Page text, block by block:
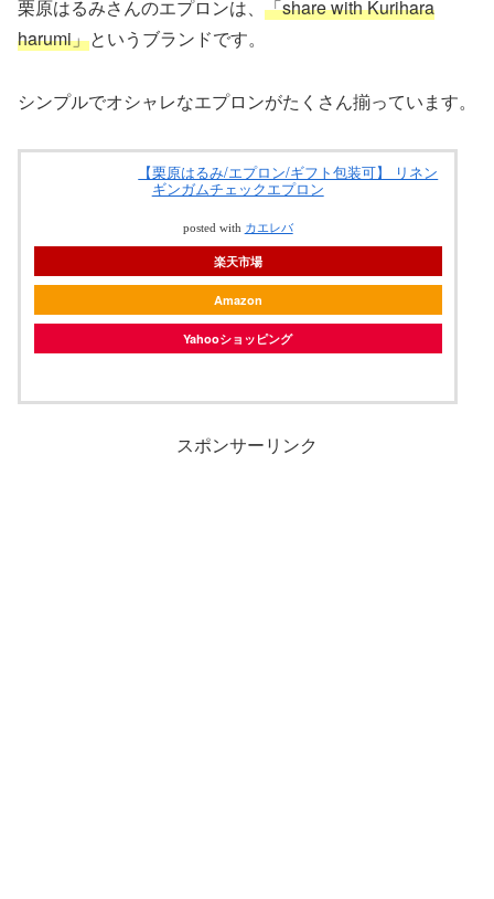
栗原はるみさんのエプロンは、 「share with Kurihara
harumi」というブランドです。
シンプルでオシャレなエプロンがたくさん揃っています。
【栗原はるみ/エプロン/ギフト包装可】 リネン
ギンガムチェックエプロン
posted with カエレバ
楽天市場
Amazon
Yahooショッピング
スポンサーリンク